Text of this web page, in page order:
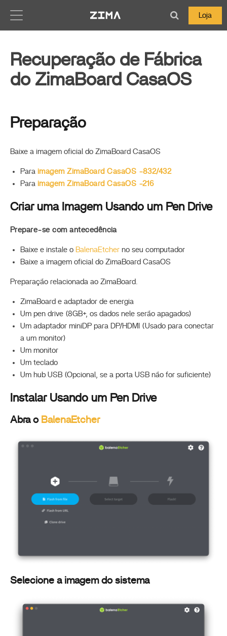
Loja
Recuperação de Fábrica
do ZimaBoard CasaOS
Preparação
Baixe a imagem oficial do ZimaBoard CasaOS
Para imagem ZimaBoard CasaOS -832/432
Para imagem ZimaBoard CasaOS -216
Criar uma Imagem Usando um Pen Drive
Prepare-se com antecedência
Baixe e instale o BalenaEtcher no seu computador
Baixe a imagem oficial do ZimaBoard CasaOS
Preparação relacionada ao ZimaBoard.
ZimaBoard e adaptador de energia
Um pen drive (8GB+, os dados nele serão apagados)
Um adaptador miniDP para DP/HDMI (Usado para conectar
a um monitor)
Um monitor
Um teclado
Um hub USB (Opcional, se a porta USB não for suficiente)
Instalar Usando um Pen Drive
Abra o BalenaEtcher
Selecione a imagem do sistema